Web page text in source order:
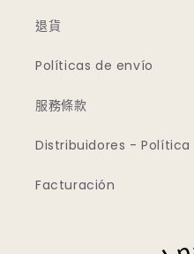
退貨
Políticas de envío
服務條款
Distribuidores - Política
Facturación